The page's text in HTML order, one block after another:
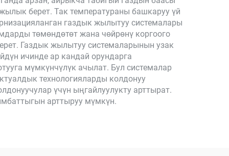
берет. Так температураны башкаруу үй
газдык жылытуу системалары
төмөндөтөт жана чөйрөнү коргоого
Газдык жылытуу системаларынын узак
ичинде ар кандай орундарга
мүмкүнчүлүк ачылат. Бул системалар
технологияларды колдонуу
үчүн ыңгайлуулукту арттырат.
арттыруу мүмкүн.